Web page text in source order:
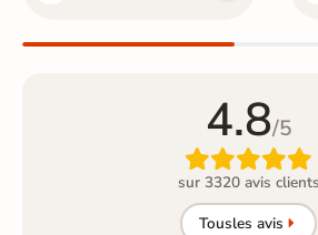
4.8/5

sur 3320 avis clients
Tousles avis